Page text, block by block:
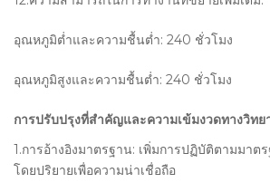
อุณหภูมิต่ำและความชื้นต่ำ: 240 ชั่วโมง
อุณหภูมิสูงและความชื้นต่ำ: 240 ชั่วโมง
การปรับปรุงที่สำคัญและความเข้มงวดทางวิทย
1.การอ้างอิงมาตรฐาน: เพิ่มการปฏิบัติตามมาต
โดยปริยายเพื่อความน่าเชื่อถือ